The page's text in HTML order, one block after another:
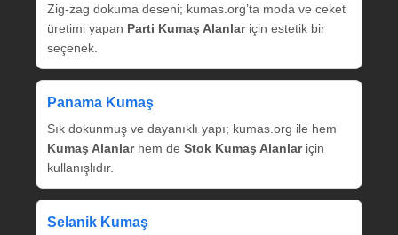
Zig‑zag dokuma deseni; kumas.org’ta moda ve ceket
üretimi yapan Parti Kumaş Alanlariçin estetik bir
seçenek.
Panama Kumaş
Sık dokunmuş ve dayanıklı yapı; kumas.org ile hem
Kumaş Alanlarhem de Stok Kumaş Alanlariçin
kullanışlıdır.
Selanik Kumaş